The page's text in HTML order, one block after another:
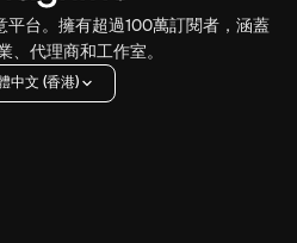
平台。擁有超過100萬訂閱者，涵蓋
、代理商和工作室。
中文 (香港)